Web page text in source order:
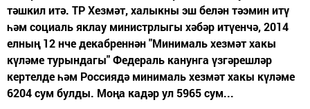
тәшкил итә. ТР Хезмәт, халыкны эш белән тәэмин итү
һәм социаль яклау министрлыгы хәбәр итүенчә, 2014
елның 12 нче декабреннән "Минималь хезмәт хакы
күләме турындагы" Федераль канунга үзгәрешләр
кертелде һәм Россиядә минималь хезмәт хакы күләме
6204 сум булды. Моңа кадәр ул 5965 сум...